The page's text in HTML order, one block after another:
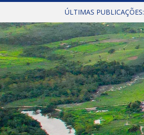
ÚLTIMAS PUBLICAÇÕES: